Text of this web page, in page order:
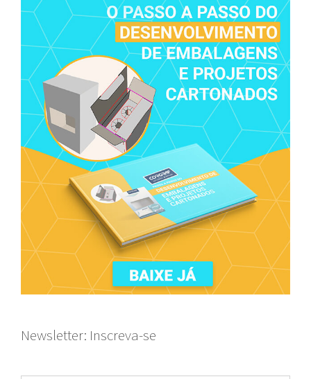
Newsletter: Inscreva-se